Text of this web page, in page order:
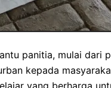
panitia, mulai dari
kepada
yang berharga